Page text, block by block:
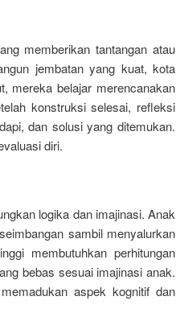
memberikan tantangan atau
jembatan yang kuat, kota
mereka belajar merencanakan
konstruksi selesai, refleksi
dan solusi yang ditemukan.
diri.
logika dan imajinasi. Anak
sambil menyalurkan
membutuhkan perhitungan
bebas sesuai imajinasi anak.
aspek kognitif dan